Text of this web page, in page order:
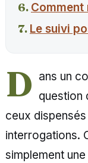
Comment
Le suivi
D ans un
question
ceux
interrogations.
simplement